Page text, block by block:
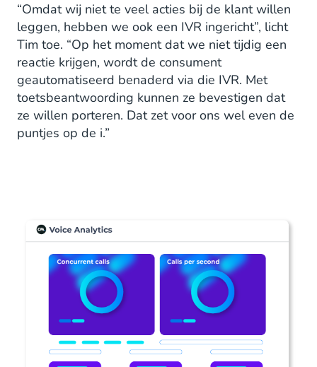
“Omdat wij niet te veel acties bij de klant willen
leggen, hebben we ook een IVR ingericht”, licht
Tim toe. “Op het moment dat we niet tijdig een
reactie krijgen, wordt de consument
geautomatiseerd benaderd via die IVR. Met
toetsbeantwoording kunnen ze bevestigen dat
ze willen porteren. Dat zet voor ons wel even de
puntjes op de i.”